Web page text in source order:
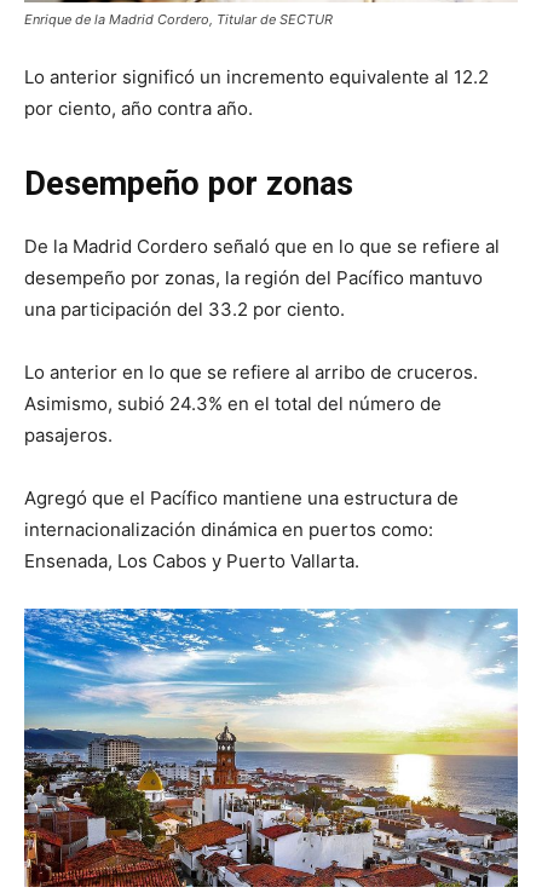
Enrique de la Madrid Cordero, Titular de SECTUR
Lo anterior significó un incremento equivalente al 12.2
por ciento, año contra año.
Desempeño por zonas
De la Madrid Cordero señaló que en lo que se refiere al
desempeño por zonas, la región del Pacífico mantuvo
una participación del 33.2 por ciento.
Lo anterior en lo que se refiere al arribo de cruceros.
Asimismo, subió 24.3% en el total del número de
pasajeros.
Agregó que el Pacífico mantiene una estructura de
internacionalización dinámica en puertos como:
Ensenada, Los Cabos y Puerto Vallarta.